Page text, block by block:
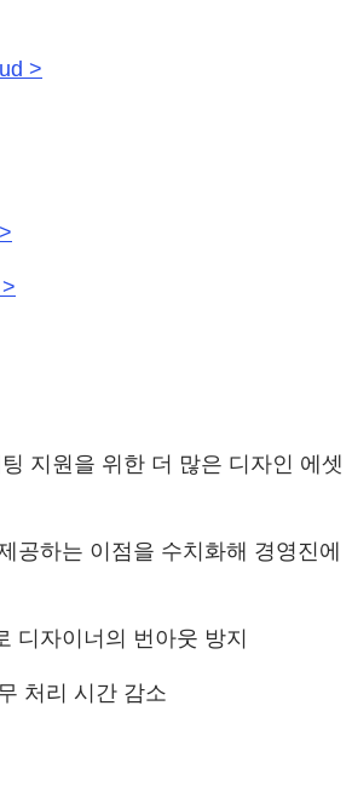
>
지원을 위한 더 많은 디자인 에셋
공하는 이점을 수치화해 경영진에
디자이너의 번아웃 방지
처리 시간 감소